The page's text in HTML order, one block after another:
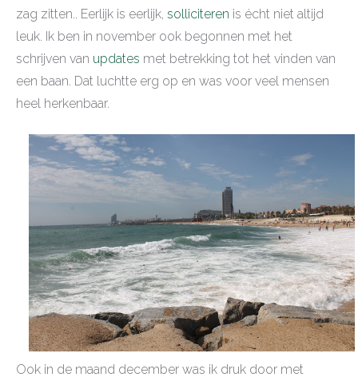
zag zitten.. Eerlijk is eerlijk, solliciteren is écht niet altijd
leuk. Ik ben in november ook begonnen met het
schrijven van updates met betrekking tot het vinden van
een baan. Dat luchtte erg op en was voor veel mensen
heel herkenbaar.
Ook in de maand december was ik druk door met